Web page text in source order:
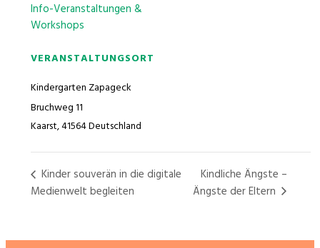
Info-Veranstaltungen &
Workshops
VERANSTALTUNGSORT
Kindergarten Zapageck
Bruchweg 11
Kaarst,41564Deutschland
Kinder souverän in die digitale
Medienwelt begleiten
Kindliche Ängste –
Ängste der Eltern